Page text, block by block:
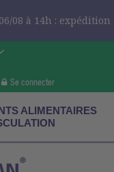
08 à 14h : expédition
Se connecter
ALIMENTAIRES